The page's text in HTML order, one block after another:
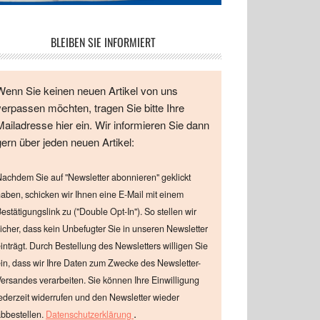
BLEIBEN SIE INFORMIERT
Sie keinen neuen Artikel von uns
möchten, tragen Sie bitte Ihre
hier ein. Wir informieren Sie dann
über jeden neuen Artikel:
Sie auf "Newsletter abonnieren" geklickt
schicken wir Ihnen eine E-Mail mit einem
zu ("Double Opt-In"). So stellen wir
dass kein Unbefugter Sie in unseren Newsletter
Durch Bestellung des Newsletters willigen Sie
dass wir Ihre Daten zum Zwecke des Newsletter-
verarbeiten. Sie können Ihre Einwilligung
widerrufen und den Newsletter wieder
Datenschutzerklärung .